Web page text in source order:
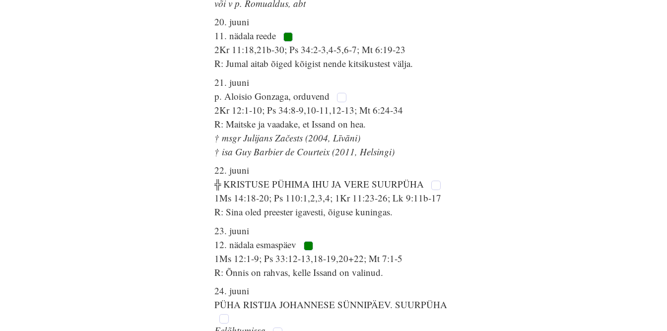
või v p. Romualdus, abt
20. juuni
11. nädala reede
2Kr 11:18,21b-30; Ps 34:2-3,4-5,6-7; Mt 6:19-23
R: Jumal aitab õiged kõigist nende kitsikustest välja.
21. juuni
p. Aloisio Gonzaga, orduvend
2Kr 12:1-10; Ps 34:8-9,10-11,12-13; Mt 6:24-34
R: Maitske ja vaadake, et Issand on hea.
† msgr Julijans Začests (2004, Līvāni)
† isa Guy Barbier de Courteix (2011, Helsingi)
22. juuni
╬ KRISTUSE PÜHIMA IHU JA VERE SUURPÜHA
1Ms 14:18-20; Ps 110:1,2,3,4; 1Kr 11:23-26; Lk 9:11b-17
R: Sina oled preester igavesti, õiguse kuningas.
23. juuni
12. nädala esmaspäev
1Ms 12:1-9; Ps 33:12-13,18-19,20+22; Mt 7:1-5
R: Õnnis on rahvas, kelle Issand on valinud.
24. juuni
PÜHA RISTIJA JOHANNESE SÜNNIPÄEV. SUURPÜHA